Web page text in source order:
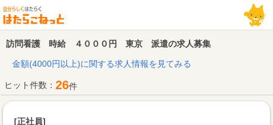
訪問看護 時給 ４０００円 東京 派遣の求人募集
金額(4000円以上)に関する求人情報を見てみる
ヒット件数： 26件
[正社員]